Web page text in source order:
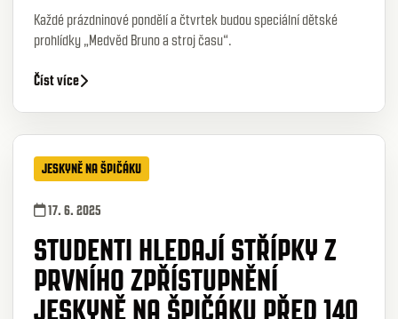
Každé prázdninové pondělí a čtvrtek budou speciální dětské
prohlídky „Medvěd Bruno a stroj času“.
Číst více